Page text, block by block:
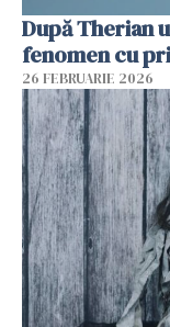
După Therian
fenomen cu
26 FEBRUARIE 2026